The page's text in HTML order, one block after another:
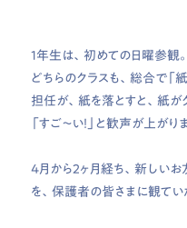
1年生は、初めての日曜参観。
どちらのクラスも、総合で「
担任が、紙を落とすと、紙が
「すご～い！」と歓声が上がり
4月から2ヶ月経ち、新しい
を、保護者の皆さまに観てい